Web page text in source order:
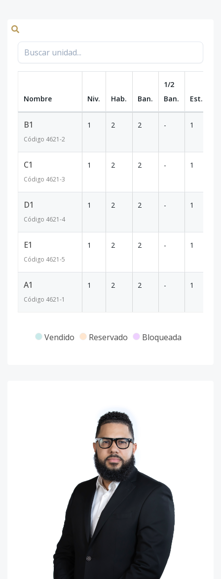
Nombre Niv. Hab. Ban.
1/2
Ban.
Est.
B1
Código 4621-2
1 2 2 - 1
C1
Código 4621-3
1 2 2 - 1
D1
Código 4621-4
1 2 2 - 1
E1
Código 4621-5
1 2 2 - 1
A1
Código 4621-1
1 2 2 - 1
Vendido Reservado Bloqueada